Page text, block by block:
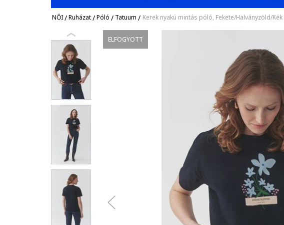
NŐI/Ruházat/Póló / Tatuum / Kerek nyakú mintás póló, Fekete/Halványzöld/Kék
ELFOGYOTT